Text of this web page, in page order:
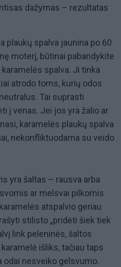
dažymas – rezultatas
plaukų spalva jaunina po 60
moterį, būtinai pabandykite
spalva. Ji tinka
atrodo toms, kurių odos
Tai suprasti
į venas. Jei jos yra žalio ar
karamelės plaukų spalva
nekonfliktuodama su veido
yra šaltas – rausva arba
ar melsvai pilkomis
atspalvio geriau
stilisto „pridėti šiek tiek
link peleninės, šaltos
išliks, tačiau taps
odai nesveiko gelsvumo.